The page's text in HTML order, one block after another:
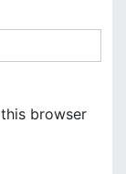
browser